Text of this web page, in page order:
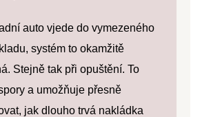
auto vjede do vymezeného
systém to okamžitě
Stejně tak při opuštění. To
a umožňuje přesně
jak dlouho trvá nakládka